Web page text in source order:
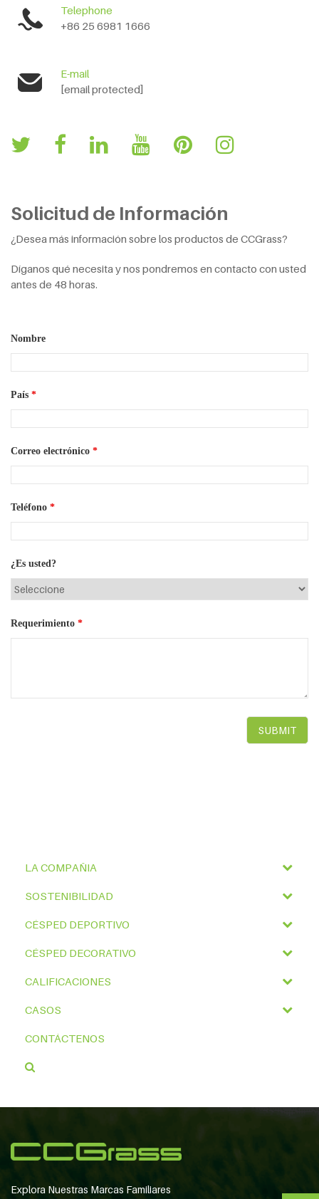
Telephone
+86 25 6981 1666
E-mail
[email protected]
Solicitud de Información
¿Desea más información sobre los productos de CCGrass?
Díganos qué necesita y nos pondremos en contacto con usted
antes de 48 horas.
Nombre
País *
Correo electrónico *
Teléfono *
¿Es usted?
Requerimiento *
LA COMPAÑIA
SOSTENIBILIDAD
CÉSPED DEPORTIVO
CÉSPED DECORATIVO
CALIFICACIONES
CASOS
CONTÁCTENOS
Explora Nuestras Marcas Familiares